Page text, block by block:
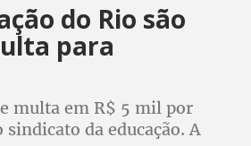
do Rio são
para
multa em R$ 5 mil por
da educação. A